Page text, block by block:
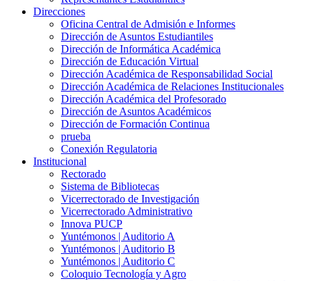
Direcciones
Oficina Central de Admisión e Informes
Dirección de Asuntos Estudiantiles
Dirección de Informática Académica
Dirección de Educación Virtual
Dirección Académica de Responsabilidad Social
Dirección Académica de Relaciones Institucionales
Dirección Académica del Profesorado
Dirección de Asuntos Académicos
Dirección de Formación Continua
prueba
Conexión Regulatoria
Institucional
Rectorado
Sistema de Bibliotecas
Vicerrectorado de Investigación
Vicerrectorado Administrativo
Innova PUCP
Yuntémonos | Auditorio A
Yuntémonos | Auditorio B
Yuntémonos | Auditorio C
Coloquio Tecnología y Agro